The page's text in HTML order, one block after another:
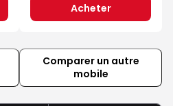
Acheter
Comparer un autre
mobile